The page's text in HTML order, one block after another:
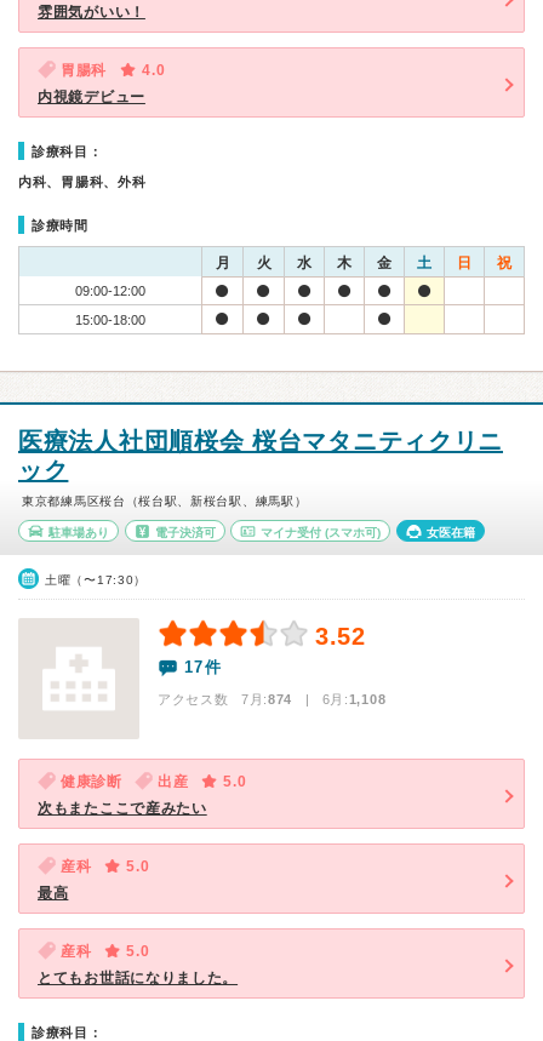
雰囲気がいい！
胃腸科
4.0
内視鏡デビュー
診療科目：
内科、胃腸科、外科
診療時間
月 火 水 木 金 土 日 祝
09:00-12:00
15:00-18:00
医療法人社団順桜会 桜台マタニティクリニ
ック
東京都練馬区桜台（桜台駅、新桜台駅、練馬駅）
駐車場あり 電子決済可 マイナ受付 (スマホ可) 女医在籍
土曜（〜17:30）
3.52
17件
アクセス数 7月:874 | 6月:1,108
健康診断 出産
5.0
次もまたここで産みたい
産科
5.0
最高
産科
5.0
とてもお世話になりました。
診療科目：